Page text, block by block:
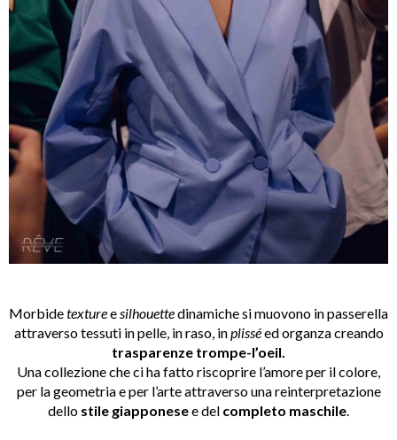
Morbidetexturee silhouettedinamiche si muovono in passerella
attraverso tessuti in pelle, in raso, inplisséed organza creando
trasparenze trompe-l’oeil.
Una collezione che ci ha fatto riscoprire l’amore per il colore,
per la geometria e per l’arte attraverso una reinterpretazione
dello stile giapponesee del completo maschile